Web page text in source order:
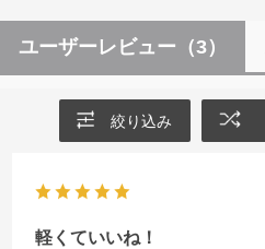
ユーザーレビュー （3）
絞り込み
軽くていいね！